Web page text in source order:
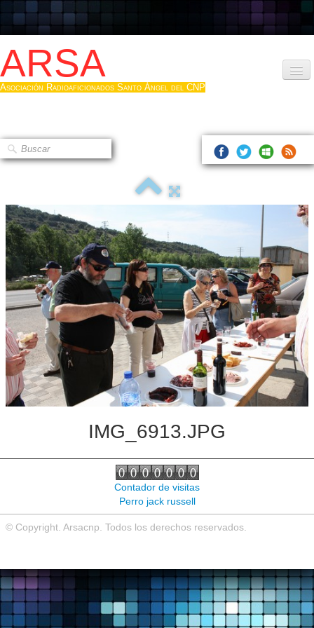
ARSA
Asociación Radioaficionados Santo Ángel del CNP
Que es la ARSA
Hacerse socio
Log diploma en Pdf
Fotos▼
Sistemas Digitales
Noticias de interés
Contacto
IMG_6913.JPG
Contador de visitas
Perro jack russell
© Copyright. Arsacnp. Todos los derechos reservados.